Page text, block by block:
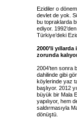
Ezidiler o
devlet de yok.
bu topraklarda
ediyor.
Türkiye’deki
2000’li
zorunda
2004’ten sonra
dahilinde gibi
köylerinde yaz
başlıyor. 2012
büyük bir Mala
yapılıyor, hem
saldırmasıyla
dönüştü.